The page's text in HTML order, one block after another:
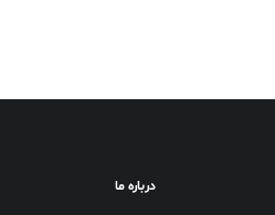
درباره ما